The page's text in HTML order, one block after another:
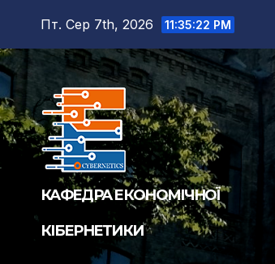
вмісту
Пт. Сер 7th, 2026 11:35:23 PM
КАФЕДРА ЕКОНОМІЧНОЇ
КІБЕРНЕТИКИ